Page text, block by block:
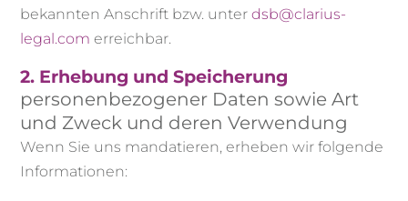
bekannten Anschrift bzw. unterdsb@clarius-
legal.com erreichbar.
2. Erhebung und Speicherung
personenbezogener Daten sowie Art
und Zweck und deren Verwendung
Wenn Sie uns mandatieren, erheben wir folgende
Informationen: